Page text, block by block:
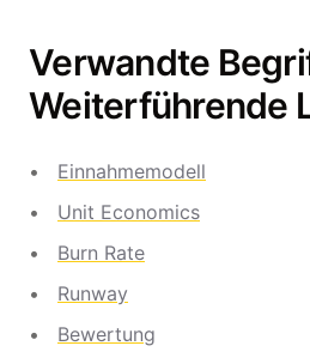
Verwandte
Weiterführende
Einnahmemodell
Unit Economics
Burn Rate
Runway
Bewertung